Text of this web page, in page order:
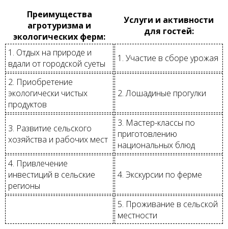
Преимущества
агротуризма и
экологических ферм:
Услуги и активности
для гостей:
1. Отдых на природе и
вдали от городской суеты
1. Участие в сборе урожая
2. Приобретение
экологически чистых
продуктов
2. Лошадиные прогулки
3. Развитие сельского
хозяйства и рабочих мест
3. Мастер-классы по
приготовлению
национальных блюд
4. Привлечение
инвестиций в сельские
регионы
4. Экскурсии по ферме
5. Проживание в сельской
местности